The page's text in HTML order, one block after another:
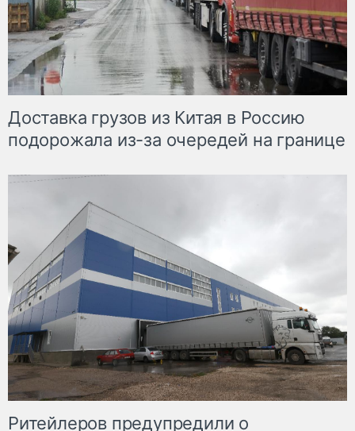
Доставка грузов из Китая в Россию
подорожала из-за очередей на границе
Ритейлеров предупредили о